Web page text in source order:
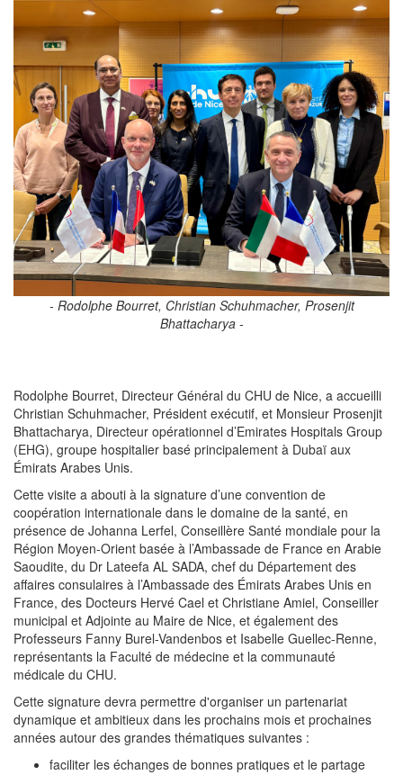
- Rodolphe Bourret, Christian Schuhmacher, Prosenjit
Bhattacharya -
Rodolphe Bourret, Directeur Général du CHU de Nice, a accueilli
Christian Schuhmacher, Président exécutif, et Monsieur Prosenjit
Bhattacharya, Directeur opérationnel d’Emirates Hospitals Group
(EHG), groupe hospitalier basé principalement à Dubaï aux
Émirats Arabes Unis.
Cette visite a abouti à la signature d’une convention de
coopération internationale dans le domaine de la santé, en
présence de Johanna Lerfel, Conseillère Santé mondiale pour la
Région Moyen-Orient basée à l’Ambassade de France en Arabie
Saoudite, du Dr Lateefa AL SADA, chef du Département des
affaires consulaires à l’Ambassade des Émirats Arabes Unis en
France, des Docteurs Hervé Cael et Christiane Amiel, Conseiller
municipal et Adjointe au Maire de Nice, et également des
Professeurs Fanny Burel-Vandenbos et Isabelle Guellec-Renne,
représentants la Faculté de médecine et la communauté
médicale du CHU.
Cette signature devra permettre d'organiser un partenariat
dynamique et ambitieux dans les prochains mois et prochaines
années autour des grandes thématiques suivantes :
faciliter les échanges de bonnes pratiques et le partage